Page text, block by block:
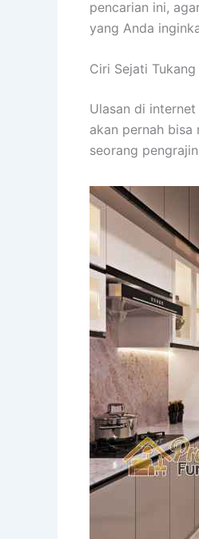
pencarian ini,
yang Anda
Ciri Sejati
Ulasan di
akan pernah bisa
seorang